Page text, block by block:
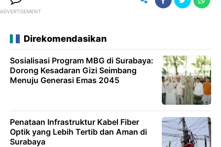
ADVERTISEMENT
Direkomendasikan
Sosialisasi Program MBG di Surabaya:
Dorong Kesadaran Gizi Seimbang
Menuju Generasi Emas 2045
Penataan Infrastruktur Kabel Fiber
Optik yang Lebih Tertib dan Aman di
Surabaya